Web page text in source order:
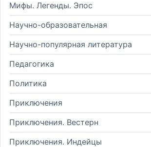
Мифы. Легенды. Эпос
Научно-образовательная
Научно-популярная литература
Педагогика
Политика
Приключения
Приключения. Вестерн
Приключения. Индейцы